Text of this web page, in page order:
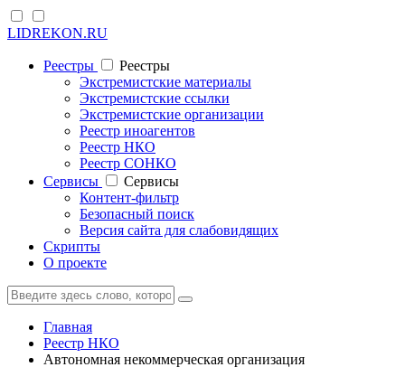
LIDREKON.RU
Реестры
Реестры
Экстремистские материалы
Экстремистские ссылки
Экстремистские организации
Реестр иноагентов
Реестр НКО
Реестр СОНКО
Cервисы
Cервисы
Контент-фильтр
Безопасный поиск
Версия сайта для слабовидящих
Скрипты
О проекте
Главная
Реестр НКО
Автономная некоммерческая организация